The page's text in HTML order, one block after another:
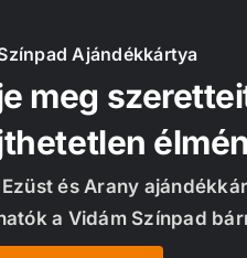
Ajándékkártya
meg
és Arany
a Vidám Színpad